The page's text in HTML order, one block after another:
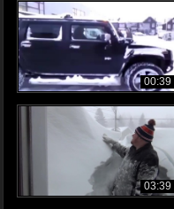
00:39
03:39